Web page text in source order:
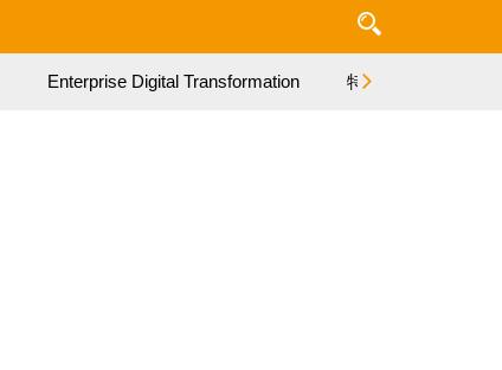
Enterprise Digital Transformation 特集